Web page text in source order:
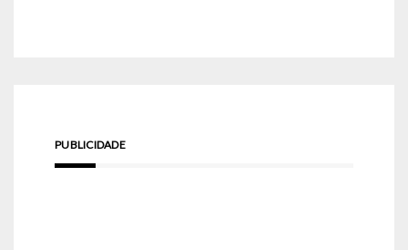
PUBLICIDADE